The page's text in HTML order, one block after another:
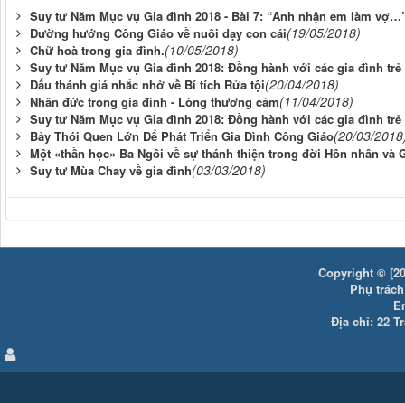
Suy tư Năm Mục vụ Gia đình 2018 - Bài 7: “Anh nhận em làm
Đường hướng Công Giáo về nuôi dạy con cái(19/05/2018)
Chữ hoà trong gia đình.(10/05/2018)
Suy tư Năm Mục vụ Gia đình 2018: Đồng hành với các gia đình
Dấu thánh giá nhắc nhở về Bí tích Rửa tội(20/04/2018)
Nhân đức trong gia đình - Lòng thương cảm(11/04/2018)
Suy tư Năm Mục vụ Gia đình 2018: Đồng hành với các gia đình
Bảy Thói Quen Lớn Để Phát Triển Gia Đình Công Giáo(20/03/
Một «thần học» Ba Ngôi về sự thánh thiện trong đời Hôn nhân và
Suy tư Mùa Chay về gia đình(03/03/2018)
Copyright ©
Phụ
Địa chỉ: 22